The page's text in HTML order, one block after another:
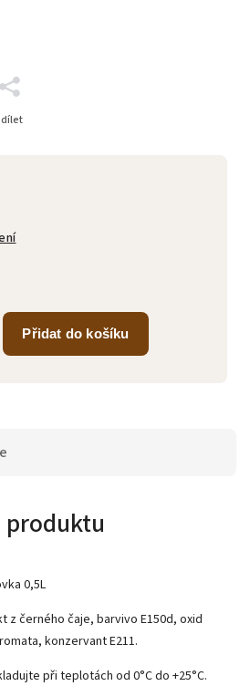
Přidat do košíku
produktu
0,5L
z černého čaje, barvivo E150d, oxid
konzervant E211.
při teplotách od 0°C do +25°C.